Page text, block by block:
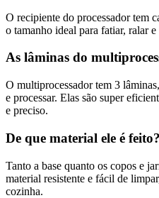
O recipiente do processador tem
o tamanho ideal para fatiar, ralar
As lâminas do
O multiprocessador tem 3
e processar. Elas são super
e preciso.
De que material ele é feito?
Tanto a base quanto os copos e
material resistente e fácil de
cozinha.